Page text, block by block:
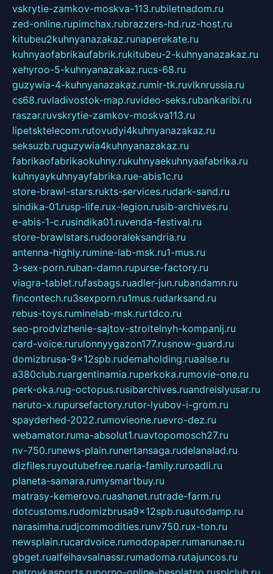
vskrytie-zamkov-moskva-113.rubiletnadom.ru
zed-online.rupimchax.rubrazzers-hd.ruz-host.ru
kitubeu2kuhnyanazakaz.runaperekate.ru
kuhnyaofabrikaufabrik.rukitubeu-2-kuhnyanazakaz.ru
xehyroo-5-kuhnyanazakaz.rucs-68.ru
guzywia-4-kuhnyanazakaz.rumir-tk.ruvlknrussia.ru
cs68.ruvladivostok-map.ruvideo-seks.rubankaribi.ru
raszar.ruvskrytie-zamkov-moskva113.ru
lipetsktelecom.rutovudyi4kuhnyanazakaz.ru
seksuzb.ruguzywia4kuhnyanazakaz.ru
fabrikaofabrikaokuhny.rukuhnyaekuhnyaafabrika.ru
kuhnyaykuhnyayfabrika.rue-abis1c.ru
store-brawl-stars.rukts-services.rudark-sand.ru
sindika-01.rusp-life.rux-legion.rusib-archives.ru
e-abis-1-c.rusindika01.ruvenda-festival.ru
store-brawlstars.rudooraleksandria.ru
antenna-highly.rumine-lab-msk.ru1-mus.ru
3-sex-porn.ruban-damn.rupurse-factory.ru
viagra-tablet.rufasbags.ruadler-jun.rubandamn.ru
fincontech.ru3sexporn.ru1mus.rudarksand.ru
rebus-toys.ruminelab-msk.rurtdco.ru
seo-prodvizhenie-sajtov-stroitelnyh-kompanij.ru
card-voice.rurulonnyygazon177.rusnow-guard.ru
domizbrusa-9x12spb.rudemaholding.ruaalse.ru
a380club.ruargentinamia.ruperkoka.rumovie-one.ru
perk-oka.rug-octopus.rusibarchives.ruandreislyusar.ru
naruto-x.rupursefactory.rutor-lyubov-i-grom.ru
spayderhed-2022.rumovieone.ruevro-dez.ru
webamator.ruma-absolut1.ruavtopomosch27.ru
nv-750.runews-plain.runertansaga.rudelanalad.ru
dizfiles.ruyoutubefree.ruaria-family.ruroadli.ru
planeta-samara.rumysmartbuy.ru
matrasy-kemerovo.ruashanet.rutrade-farm.ru
dotcustoms.rudomizbrusa9x12spb.ruautodamp.ru
narasimha.rudjcommodities.runv750.rux-ton.ru
newsplain.rucardvoice.rumodopaper.rumanunae.ru
gbget.rualfeihavsalnassr.rumadoma.rutajuncos.ru